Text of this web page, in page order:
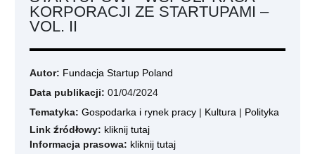
KORPORACJI ZE STARTUPAMI –
VOL. II
Autor: Fundacja Startup Poland
Data publikacji: 01/04/2024
Tematyka: Gospodarka i rynek pracy | Kultura | Polityka
Link źródłowy: kliknij tutaj
Informacja prasowa: kliknij tutaj